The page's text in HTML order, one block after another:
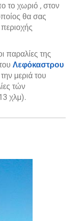
το χωριό , στον
θα σας
παραλίες της
Λεφόκαστρου
μεριά του
τών
χλμ).